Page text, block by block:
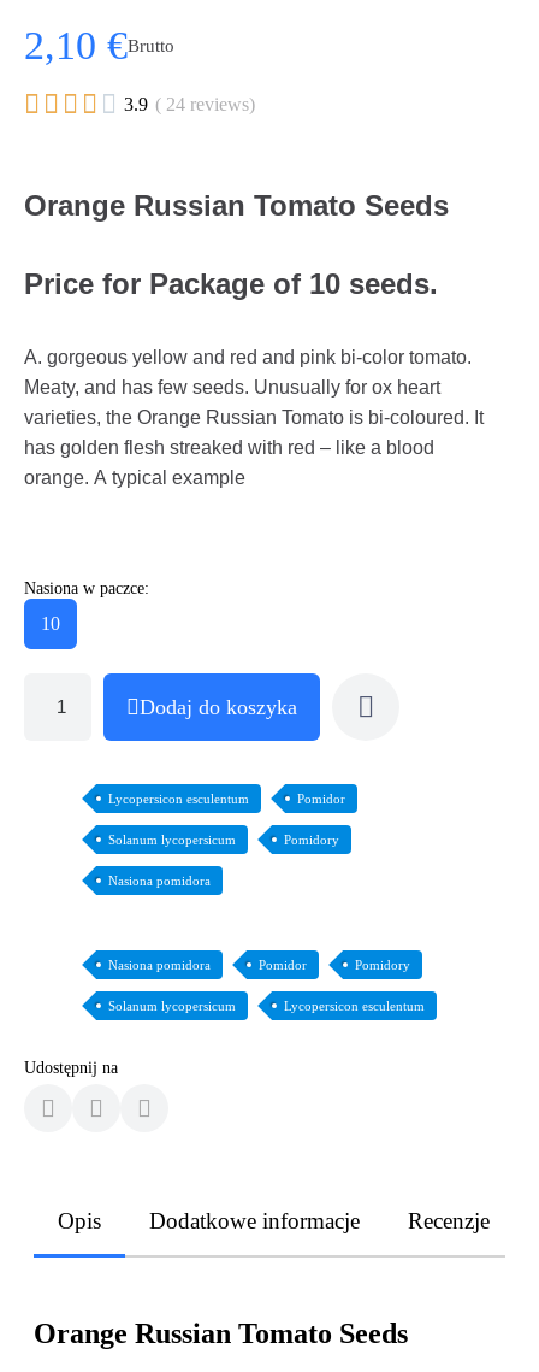
2,10 €Brutto
     3.9 ( 24 reviews)
Orange Russian Tomato Seeds
Price for Package of 10 seeds.
A. gorgeous yellow and red and pink bi-color tomato.
Meaty, and has few seeds. Unusually for ox heart
varieties, the Orange Russian Tomato is bi-coloured. It
has golden flesh streaked with red – like a blood
orange. A typical example
Nasiona w paczce:
10
Dodaj do koszyka
Lycopersicon esculentum Pomidor
Solanum lycopersicum Pomidory
Nasiona pomidora
Nasiona pomidora Pomidor Pomidory
Solanum lycopersicum Lycopersicon esculentum
Udostępnij na
Opis Dodatkowe informacje Recenzje
Orange Russian Tomato Seeds